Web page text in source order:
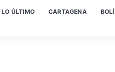
LO ÚLTIMO CARTAGENA